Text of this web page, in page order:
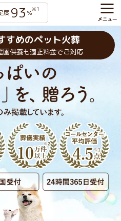
度 93 %※1
すめのペット火葬
園供養も適正料金でご対応